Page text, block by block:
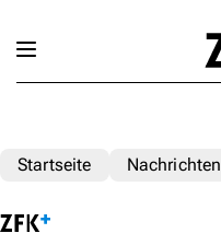
Startseite Nachrichten